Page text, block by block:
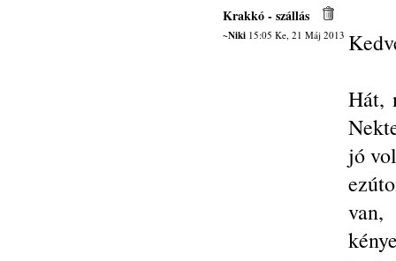
Krakkó - szállás
~Niki15:05 Ke, 21 Máj 2013
Hát,
jó